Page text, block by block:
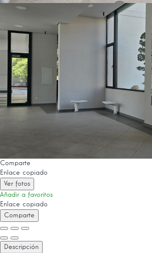
Comparte
Enlace copiado
Ver fotos
Añadir a favoritos
Enlace copiado
Comparte
Descripción